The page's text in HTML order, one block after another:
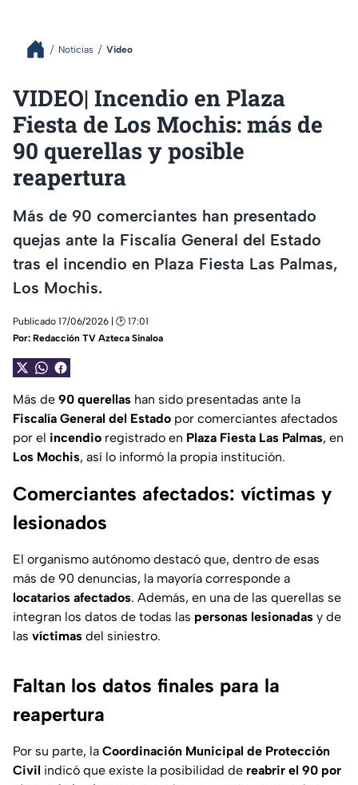
Noticias Video
VIDEO| Incendio en Plaza
Fiesta de Los Mochis: más de
90 querellas y posible
reapertura
Más de 90 comerciantes han presentado
quejas ante la Fiscalía General del Estado
tras el incendio en Plaza Fiesta Las Palmas,
Los Mochis.
Publicado 17/06/2026 | 🕑 17:01
Por: Redacción TV Azteca Sinaloa
Más de 90 querellas han sido presentadas ante la
Fiscalía General del Estado por comerciantes afectados
por el incendio registrado en Plaza Fiesta Las Palmas, en
Los Mochis, así lo informó la propia institución.
Comerciantes afectados: víctimas y
lesionados
El organismo autónomo destacó que, dentro de esas
más de 90 denuncias, la mayoría corresponde a
locatarios afectados. Además, en una de las querellas se
integran los datos de todas las personas lesionadas y de
las víctimas del siniestro.
Faltan los datos finales para la
reapertura
Por su parte, la Coordinación Municipal de Protección
Civil indicó que existe la posibilidad de reabrir el 90 por